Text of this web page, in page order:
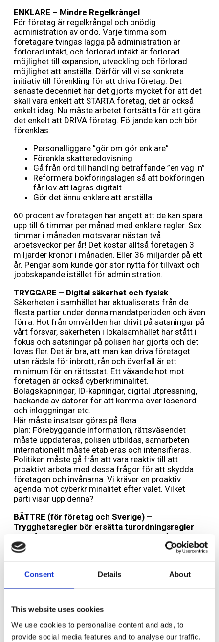
Consent Details About
This website uses cookies
We use cookies to personalise content and ads, to
provide social media features and to analyse our traffic.
ENKLARE – Mindre Regelkrångel
För företag är regelkrångel och onödig
administration av ondo. Varje timma som
företagare tvingas lägga på administration är
förlorad intäkt, och förlorad intäkt är förlorad
möjlighet till expansion, utveckling och förlorad
möjlighet att anställa. Därför vill vi se konkreta
initiativ till förenkling för att driva företag. Det
senaste decenniet har det gjorts mycket för att det
skall vara enkelt att STARTA företag, det är också
enkelt idag. Nu måste arbetet fortsätta för att göra
det enkelt att DRIVA företag. Följande kan och bör
förenklas:
Personalliggare ”gör om gör enklare”
Förenkla skatteredovisning
Gå från ord till handling beträffande ”en väg in”
Reformera bokföringslagen så att bokföringen
får lov att lagras digitalt
Gör det ännu enklare att anställa
60 procent av företagen har angett att de kan spara
upp till 6 timmar per månad med enklare regler. Sex
timmar i månaden motsvarar nästan två
arbetsveckor per år! Det kostar alltså företagen 3
miljarder kronor i månaden. Eller 36 miljarder på ett
år. Pengar som kunde gör stor nytta för tillväxt och
jobbskapande istället för administration.
TRYGGARE – Digital säkerhet och fysisk
Säkerheten i samhället har aktualiserats från de
flesta partier under denna mandatperioden och även
förra. Hot från omvärlden har drivit på satsningar på
vårt försvar, säkerheten i lokalsamhället har stått i
fokus och satsningar på polisen har gjorts och det
lovas fler. Det är bra, att man kan driva företaget
utan rädsla för inbrott, rån och överfall är ett
minimum för en rättsstat. Ett växande hot mot
företagen är också cyberkriminalitet.
Bolagskapningar, ID-kapningar, digital utpressning,
hackande av datorer för att komma över lösenord
och inloggningar etc.
Här måste insatser göras på flera
plan: Förebyggande information, rättsväsendet
måste uppdateras, polisen utbildas, samarbeten
internationellt måste etableras och intensifieras.
Politiken måste gå från att vara reaktiv till att
proaktivt arbeta med dessa frågor för att skydda
företagen och invånarna. Vi kräver en proaktiv
agenda mot cyberkriminalitet efter valet. Vilket
parti visar upp denna?
BÄTTRE (för företag och Sverige) –
Trygghetsregler bör ersätta turordningsregler
Flera företrädare har aviserat att man vill förändra
LAS och göra det enklare att rekrytera och
kompetensväxla personal. Företagarförbundet har
skapar TRYGGHETSREGLERNA som bygger på att
kompetens ger trygghet snarare än antalet arbetade
kompetensutvecklingen ger den anställde rättvis
trygghet och skapar i sin tur ett livskraftigt
utvecklande företag som därmed tryggar företaget
och dess anställda. Detta är en naturlig utveckling